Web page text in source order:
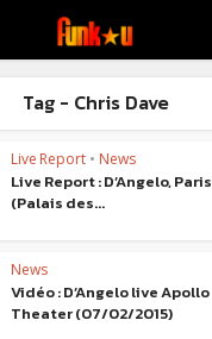
Tag - Chris Dave
Live Report • News
Live Report : D’Angelo, Paris
(Palais des...
News
Vidéo : D’Angelo live Apollo
Theater (07/02/2015)